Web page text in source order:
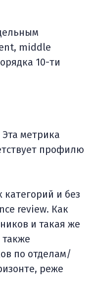
middle
10-ти
метрика
профилю
категорий и без
review. Как
и такая же
по отделам/
реже